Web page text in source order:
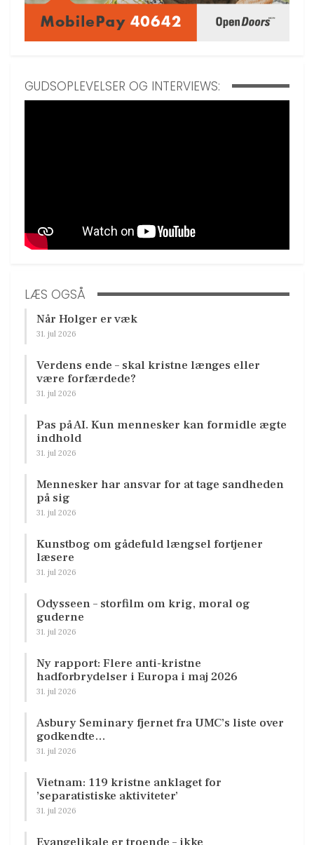
GUDSOPLEVELSER OG INTERVIEWS:
LÆS OGSÅ
Når Holger er væk
31. jul 2026
Verdens ende – skal kristne længes eller
være forfærdede?
31. jul 2026
Pas på AI. Kun mennesker kan formidle ægte
indhold
31. jul 2026
Mennesker har ansvar for at tage sandheden
på sig
31. jul 2026
Kunstbog om gådefuld længsel fortjener
læsere
31. jul 2026
Odysseen – storfilm om krig, moral og
guderne
31. jul 2026
Ny rapport: Flere anti-kristne
hadforbrydelser i Europa i maj 2026
31. jul 2026
Asbury Seminary fjernet fra UMC’s liste over
godkendte…
31. jul 2026
Vietnam: 119 kristne anklaget for
’separatistiske aktiviteter’
31. jul 2026